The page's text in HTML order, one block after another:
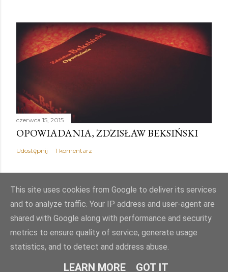
z
czerwca 15, 2015
OPOWIADANIA, ZDZISŁAW BEKSIŃSKI
Udostępnij 1 komentarz
Obsługiwane przez usługę Blogger
Autor obrazów motywu:Mae Burke
© PJK
This site uses cookies from Google to deliver its services
and to analyze traffic. Your IP address and user-agent are
shared with Google along with performance and security
metrics to ensure quality of service, generate usage
statistics, and to detect and address abuse.
LEARN MORE GOT IT